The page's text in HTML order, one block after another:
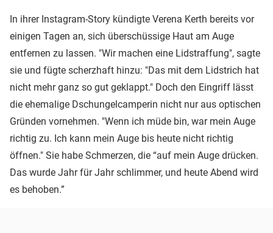
In ihrer Instagram-Story kündigte Verena Kerth bereits vor
einigen Tagen an, sich überschüssige Haut am Auge
entfernen zu lassen. "Wir machen eine Lidstraffung", sagte
sie und fügte scherzhaft hinzu: "Das mit dem Lidstrich hat
nicht mehr ganz so gut geklappt." Doch den Eingriff lässt
die ehemalige Dschungelcamperin nicht nur aus optischen
Gründen vornehmen. "Wenn ich müde bin, war mein Auge
richtig zu. Ich kann mein Auge bis heute nicht richtig
öffnen." Sie habe Schmerzen, die “auf mein Auge drücken.
Das wurde Jahr für Jahr schlimmer, und heute Abend wird
es behoben.”